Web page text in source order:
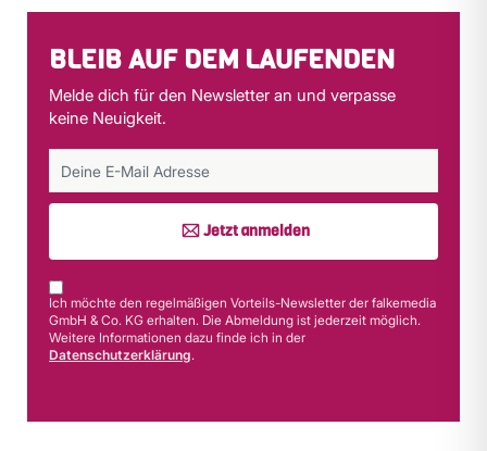
BLEIB AUF DEM LAUFENDEN
Melde dich für den Newsletter an und verpasse
keine Neuigkeit.
Jetzt anmelden
Ich möchte den regelmäßigen Vorteils-Newsletter der falkemedia
GmbH & Co. KG erhalten. Die Abmeldung ist jederzeit möglich.
Weitere Informationen dazu finde ich in der
Datenschutzerklärung.